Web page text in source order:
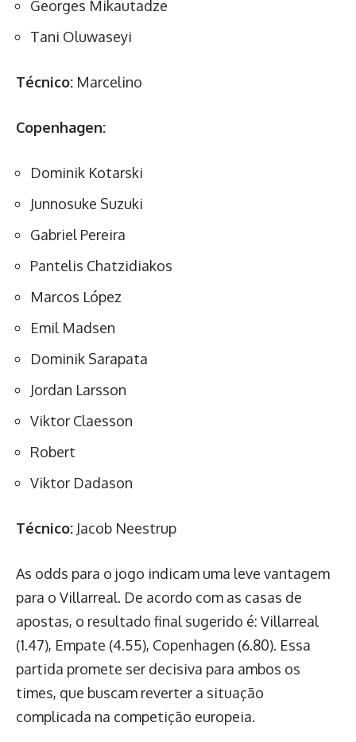
Georges Mikautadze
Tani Oluwaseyi
Técnico: Marcelino
Copenhagen:
Dominik Kotarski
Junnosuke Suzuki
Gabriel Pereira
Pantelis Chatzidiakos
Marcos López
Emil Madsen
Dominik Sarapata
Jordan Larsson
Viktor Claesson
Robert
Viktor Dadason
Técnico: Jacob Neestrup
As odds para o jogo indicam uma leve vantagem
para o Villarreal. De acordo com as casas de
apostas, o resultado final sugerido é: Villarreal
(1.47), Empate (4.55), Copenhagen (6.80). Essa
partida promete ser decisiva para ambos os
times, que buscam reverter a situação
complicada na competição europeia.